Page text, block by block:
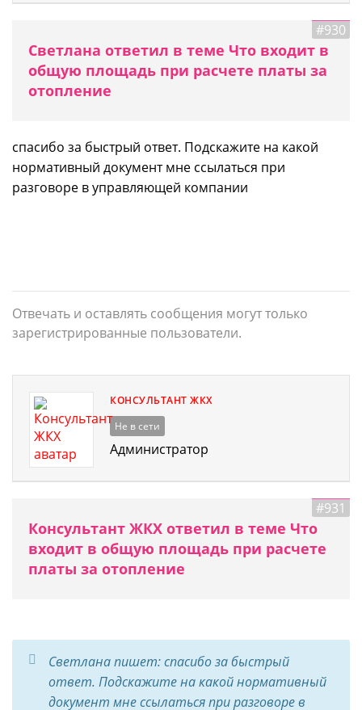
#930
Светлана ответил в теме Что входит в
общую площадь при расчете платы за
отопление
спасибо за быстрый ответ. Подскажите на какой
нормативный документ мне ссылаться при
разговоре в управляющей компании
Отвечать и оставлять сообщения могут только
зарегистрированные пользователи.
КОНСУЛЬТАНТ ЖКХ
Не в сети
Администратор
#931
Консультант ЖКХ ответил в теме Что
входит в общую площадь при расчете
платы за отопление
Светлана пишет: спасибо за быстрый
ответ. Подскажите на какой нормативный
документ мне ссылаться при разговоре в